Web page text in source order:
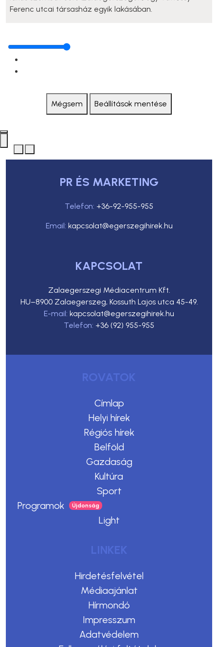
Ferenc utcai társasház egyik lakásában.
Mégsem Beállítások mentése
PR ÉS MARKETING
Telefon: +36-92-955-955
Email: kapcsolat@egerszegihirek.hu
KAPCSOLAT
Zalaegerszegi Médiacentrum Kft.
HU–8900 Zalaegerszeg, Kossuth Lajos utca 45-49.
E-mail: kapcsolat@egerszegihirek.hu
Telefon: +36 (92) 955-955
ROVATOK
Címlap
Helyi hírek
Régiós hírek
Belföld
Gazdaság
Kultúra
Sport
Programok
Light
LINKEK
Hirdetésfelvétel
Médiaajánlat
Hírmondó
Impresszum
Adatvédelem